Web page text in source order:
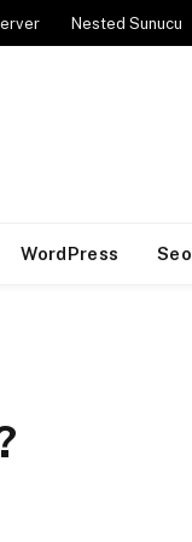
Nested Sunucu
WordPress Seo